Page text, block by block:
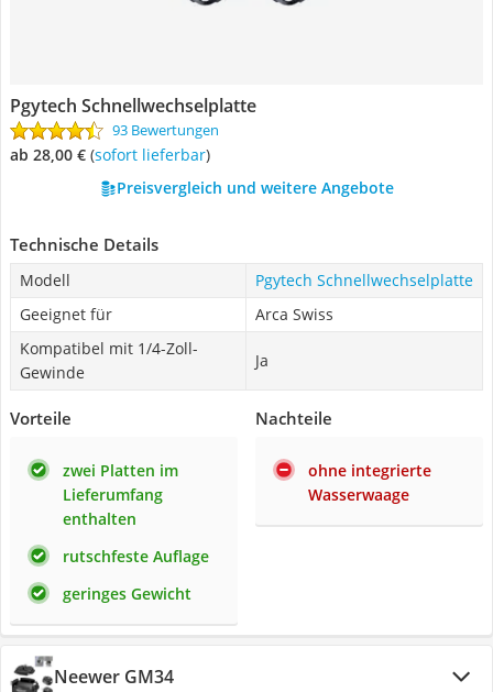
Pgytech Schnellwechselplatte
93 Bewertungen
ab 28,00 € ( Sofort lieferbar)
Preisvergleich und weitere Angebote
Technische Details
Modell
Pgytech Schnellwechselplatte
Geeignet für
Arca Swiss
Kompatibel mit 1/4-Zoll-
Gewinde
Ja
Vorteile
zwei Platten im
Lieferumfang
enthalten
rutschfeste Auflage
geringes Gewicht
Nachteile
ohne integrierte
Wasserwaage
Neewer GM34